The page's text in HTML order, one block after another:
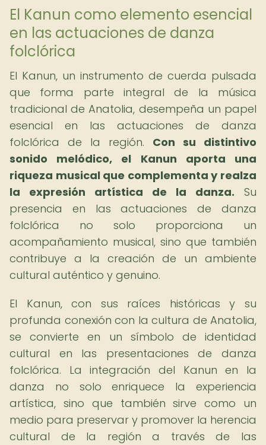
El Kanun como elemento esencial
en las actuaciones de danza
folclórica
El Kanun, un instrumento de cuerda pulsada
que forma parte integral de la música
tradicional de Anatolia, desempeña un papel
esencial en las actuaciones de danza
folclórica de la región. Con su distintivo
sonido melódico, el Kanun aporta una
riqueza musical que complementa y realza
la expresión artística de la danza. Su
presencia en las actuaciones de danza
folclórica no solo proporciona un
acompañamiento musical, sino que también
contribuye a la creación de un ambiente
cultural auténtico y genuino.
El Kanun, con sus raíces históricas y su
profunda conexión con la cultura de Anatolia,
se convierte en un símbolo de identidad
cultural en las presentaciones de danza
folclórica. La integración del Kanun en la
danza no solo enriquece la experiencia
artística, sino que también sirve como un
medio para preservar y promover la herencia
cultural de la región a través de las